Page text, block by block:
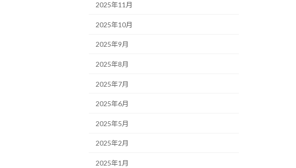
2025年11月
2025年10月
2025年9月
2025年8月
2025年7月
2025年6月
2025年5月
2025年2月
2025年1月